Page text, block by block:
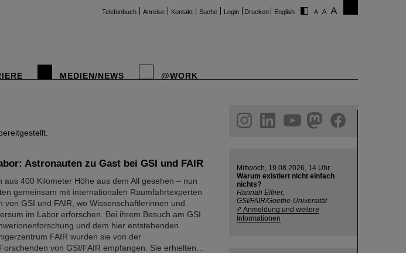
Telefonbuch Anreise Kontakt Suche Login Drucken English
MEDIEN/NEWS @WORK
Astronauten zu Gast bei GSI und FAIR
aus 400 Kilometer Höhe aus dem All gesehen – nun
gemeinsam mit internationalen Raumfahrtexperten
von GSI und FAIR, wo Wissenschaftlerinnen und
im Labor erforschen. Bei ihrem Besuch am GSI
und dem hier entstehenden
FAIR wurden sie von der
von GSI/FAIR empfangen. Sie erhielten…
helmholtz.social
facebook
Mittwoch, 19.08.2026, 14 Uhr
Warum existiert nicht einfach
nichts?
Hannah Elfner,
GSI/FAIR/Goethe-Universität
Anmeldung und weitere
Informationen